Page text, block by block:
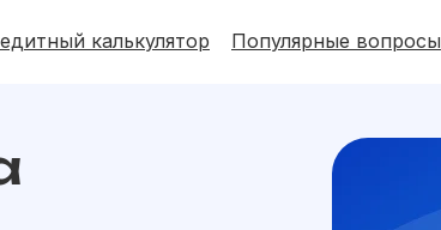
калькулятор Популярные вопросы